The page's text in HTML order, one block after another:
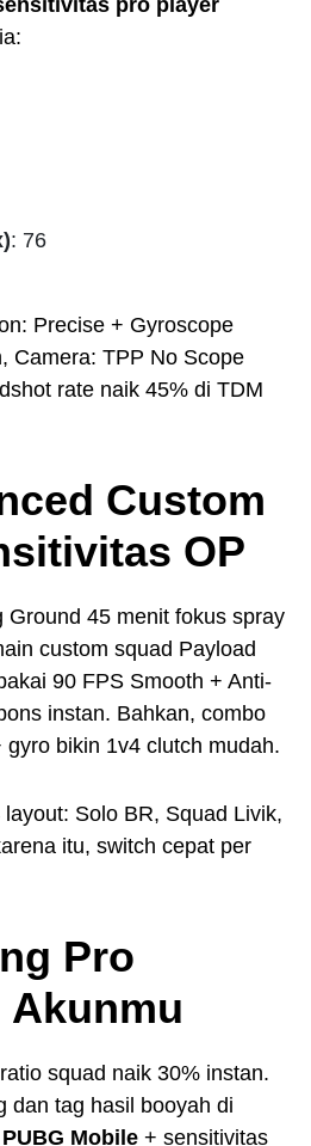
: 76
Precise + Gyroscope
Camera: TPP No Scope
rate naik 45% di TDM
Custom
OP
Ground 45 menit fokus spray
custom squad Payload
90 FPS Smooth + Anti-
instan. Bahkan, combo
bikin 1v4 clutch mudah.
Solo BR, Squad Livik,
itu, switch cepat per
Pro
squad naik 30% instan.
dan tag hasil booyah di
Mobile + sensitivitas